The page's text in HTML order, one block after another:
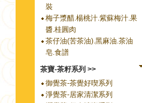
裝
梅子漿醋.楊桃汁.紫蘇梅汁.果
醬.桂圓肉
茶仔油(苦茶油).黑麻油.茶油
皂.食譜
茶寶-茶籽系列 >>
御覺茶-茶覺好喫系列
淨覺茶-居家清潔系列